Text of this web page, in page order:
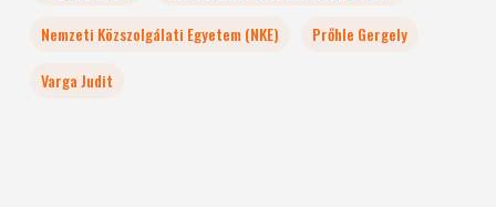
Nemzeti Közszolgálati Egyetem (NKE)
Prőhle Gergely
Varga Judit